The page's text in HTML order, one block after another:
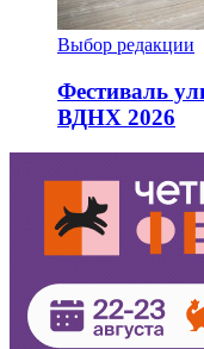
Выбор редакции
Фестиваль
ВДНХ 2026